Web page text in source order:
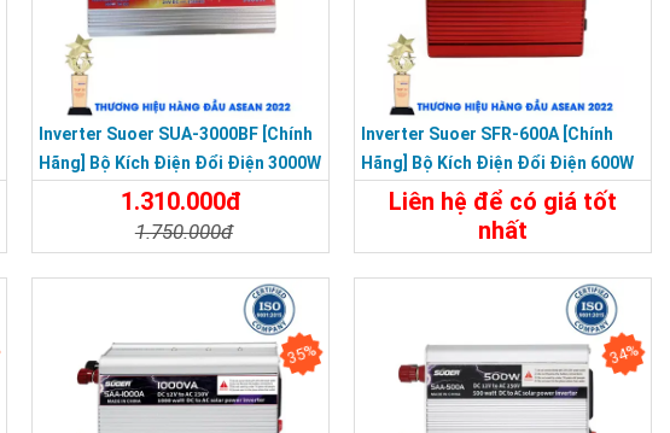
Inverter Suoer SUA-3000BF [Chính
Hãng] Bộ Kích Điện Đổi Điện 3000W
24V Lên 220V Bảo Vệ Ngược Cực
Sóng Sin Mô Phỏng
1.310.000đ
1.750.000đ
Inverter Suoer SFR-600A [Chính
Hãng] Bộ Kích Điện Đổi Điện 600W
12V Lên 220V Chống Ngược Cực
Liên hệ để có giá tốt
nhất
650.000đ
Đặt Mua
35% 34%